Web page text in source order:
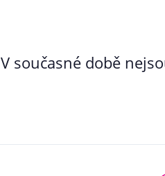
V současné době